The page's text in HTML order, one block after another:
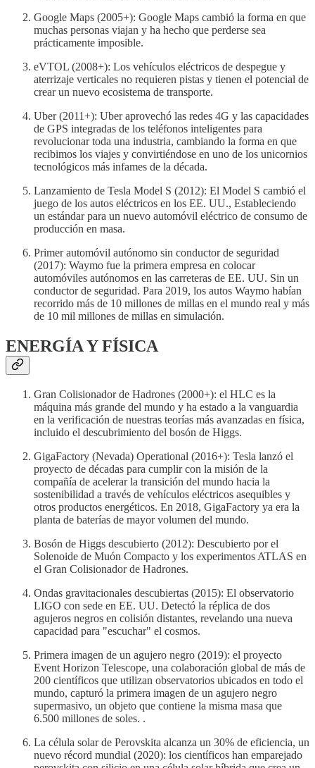
Google Maps (2005+): Google Maps cambió la forma en que
muchas personas viajan y ha hecho que perderse sea
prácticamente imposible.
eVTOL (2008+): Los vehículos eléctricos de despegue y
aterrizaje verticales no requieren pistas y tienen el potencial de
crear un nuevo ecosistema de transporte.
Uber (2011+): Uber aprovechó las redes 4G y las capacidades
de GPS integradas de los teléfonos inteligentes para
revolucionar toda una industria, cambiando la forma en que
recibimos los viajes y convirtiéndose en uno de los unicornios
tecnológicos más infames de la década.
Lanzamiento de Tesla Model S (2012): El Model S cambió el
juego de los autos eléctricos en los EE. UU., Estableciendo
un estándar para un nuevo automóvil eléctrico de consumo de
producción en masa.
Primer automóvil autónomo sin conductor de seguridad
(2017): Waymo fue la primera empresa en colocar
automóviles autónomos en las carreteras de EE. UU. Sin un
conductor de seguridad. Para 2019, los autos Waymo habían
recorrido más de 10 millones de millas en el mundo real y más
de 10 mil millones de millas en simulación.
ENERGÍA Y FÍSICA
Gran Colisionador de Hadrones (2000+): el HLC es la
máquina más grande del mundo y ha estado a la vanguardia
en la verificación de nuestras teorías más avanzadas en física,
incluido el descubrimiento del bosón de Higgs.
GigaFactory (Nevada) Operational (2016+): Tesla lanzó el
proyecto de décadas para cumplir con la misión de la
compañía de acelerar la transición del mundo hacia la
sostenibilidad a través de vehículos eléctricos asequibles y
otros productos energéticos. En 2018, GigaFactory ya era la
planta de baterías de mayor volumen del mundo.
Bosón de Higgs descubierto (2012): Descubierto por el
Solenoide de Muón Compacto y los experimentos ATLAS en
el Gran Colisionador de Hadrones.
Ondas gravitacionales descubiertas (2015): El observatorio
LIGO con sede en EE. UU. Detectó la réplica de dos
agujeros negros en colisión distantes, revelando una nueva
capacidad para "escuchar" el cosmos.
Primera imagen de un agujero negro (2019): el proyecto
Event Horizon Telescope, una colaboración global de más de
200 científicos que utilizan observatorios ubicados en todo el
mundo, capturó la primera imagen de un agujero negro
supermasivo, un objeto que contiene la misma masa que
6.500 millones de soles. .
La célula solar de Perovskita alcanza un 30% de eficiencia, un
nuevo récord mundial (2020): los científicos han emparejado